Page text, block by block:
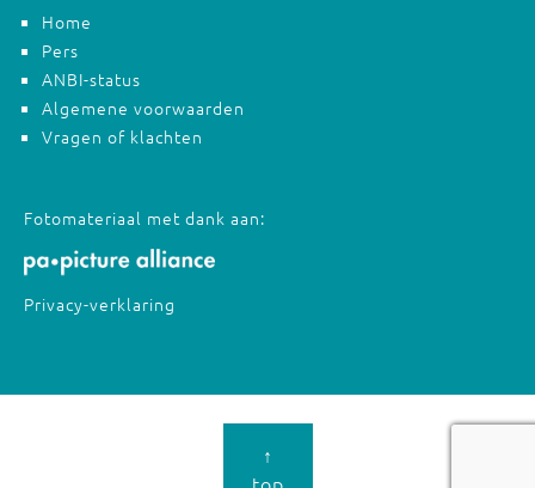
Home
Pers
ANBI-status
Algemene voorwaarden
Vragen of klachten
Fotomateriaal met dank aan:
Privacy-verklaring
↑